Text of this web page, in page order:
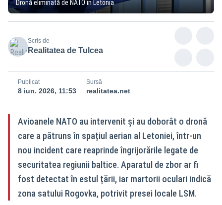
Dronă eliminată de NATO în Letonia
Scris de
Realitatea de Tulcea
Publicat
8 iun. 2026, 11:53
Sursă
realitatea.net
Avioanele NATO au intervenit și au doborât o dronă
care a pătruns în spațiul aerian al Letoniei, într-un
nou incident care reaprinde îngrijorările legate de
securitatea regiunii baltice. Aparatul de zbor ar fi
fost detectat în estul țării, iar martorii oculari indică
zona satului Rogovka, potrivit presei locale LSM.